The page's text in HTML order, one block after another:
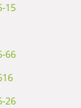
15
66
26